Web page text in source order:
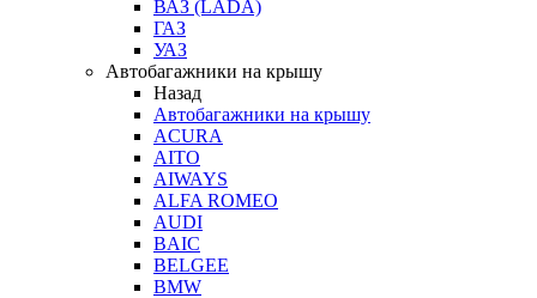
ВАЗ (LADA)
ГАЗ
УАЗ
Автобагажники на крышу
Назад
Автобагажники на крышу
ACURA
AITO
AIWAYS
ALFA ROMEO
AUDI
BAIC
BELGEE
BMW